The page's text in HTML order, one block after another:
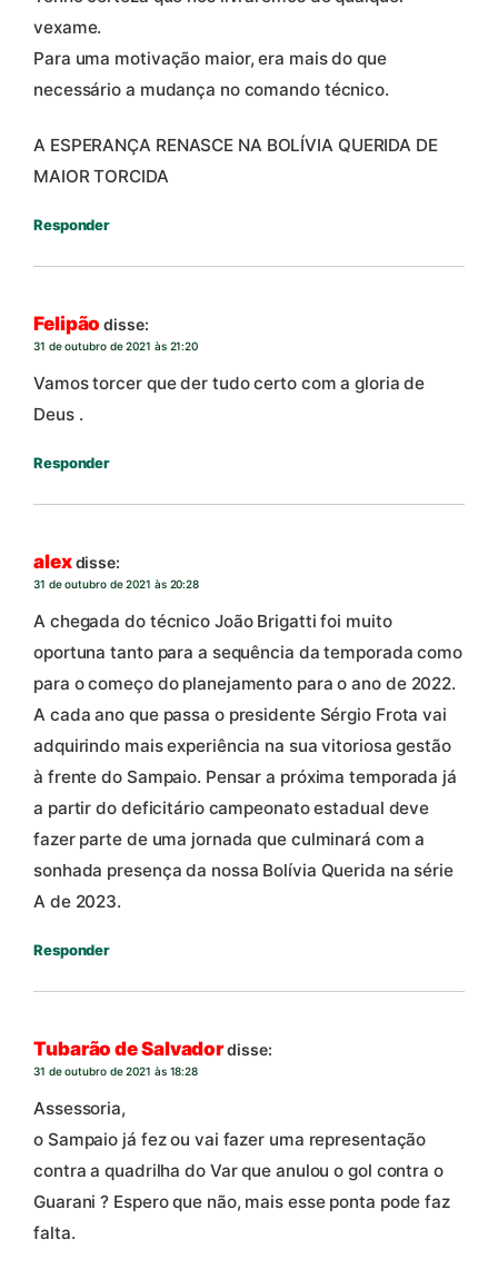
vexame.
Para uma motivação maior, era mais do que
necessário a mudança no comando técnico.
A ESPERANÇA RENASCE NA BOLÍVIA QUERIDA DE
MAIOR TORCIDA
Responder
Felipão disse:
31 de outubro de 2021 às 21:20
Vamos torcer que der tudo certo com a gloria de
Deus .
Responder
alexdisse:
31 de outubro de 2021 às 20:28
A chegada do técnico João Brigatti foi muito
oportuna tanto para a sequência da temporada como
para o começo do planejamento para o ano de 2022.
A cada ano que passa o presidente Sérgio Frota vai
adquirindo mais experiência na sua vitoriosa gestão
à frente do Sampaio. Pensar a próxima temporada já
a partir do deficitário campeonato estadual deve
fazer parte de uma jornada que culminará com a
sonhada presença da nossa Bolívia Querida na série
A de 2023.
Responder
Tubarão de Salvadordisse:
31 de outubro de 2021 às 18:28
Assessoria,
o Sampaio já fez ou vai fazer uma representação
contra a quadrilha do Var que anulou o gol contra o
Guarani ? Espero que não, mais esse ponta pode faz
falta.